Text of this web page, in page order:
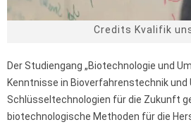
Credits Kvalifik
Der Studiengang „Biotechnologie und
Kenntnisse in Bioverfahrenstechnik
Schlüsseltechnologien für die Zukunft
biotechnologische Methoden für die